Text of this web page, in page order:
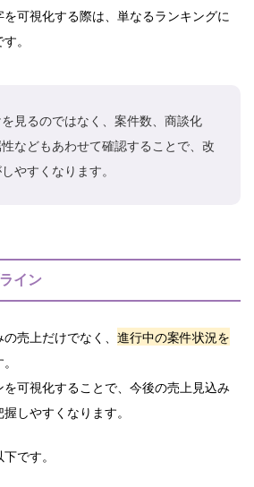
可視化する際は、単なるランキングに
。
見るのではなく、案件数、商談化
などもあわせて確認することで、改
やすくなります。
イン
売上だけでなく、 進行中の案件状況を
可視化することで、今後の売上見込み
しやすくなります。
です。